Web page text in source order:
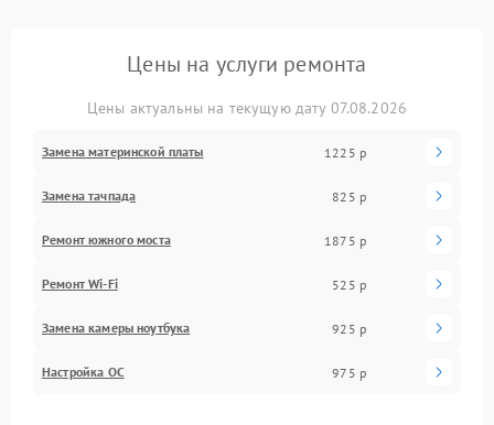
Цены на услуги ремонта
Цены актуальны на текущую дату 07.08.2026
Замена материнской платы 1225 р
Замена тачпада 825 р
Ремонт южного моста 1875 р
Ремонт Wi-Fi 525 р
Замена камеры ноутбука 925 р
Настройка ОС 975 р